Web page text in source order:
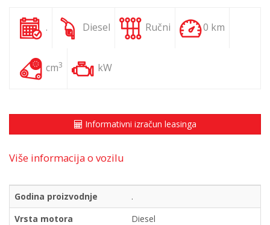
. Diesel Ručni 0 km
cm3 kW
Informativni izračun leasinga
Više informacija o vozilu
Godina proizvodnje
.
Vrsta motora
Diesel